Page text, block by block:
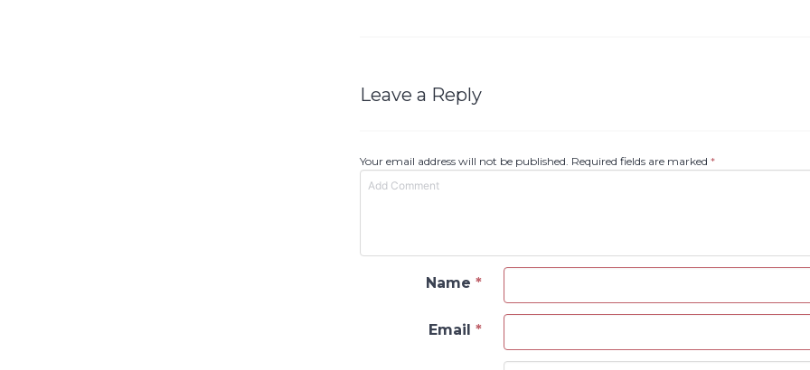
Leave a Reply
Your email address will not be published. Required fields are marked *
Name *
Email *